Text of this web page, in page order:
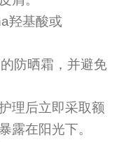
羟基酸或
防晒霜，并避免
理后立即采取额
露在阳光下。